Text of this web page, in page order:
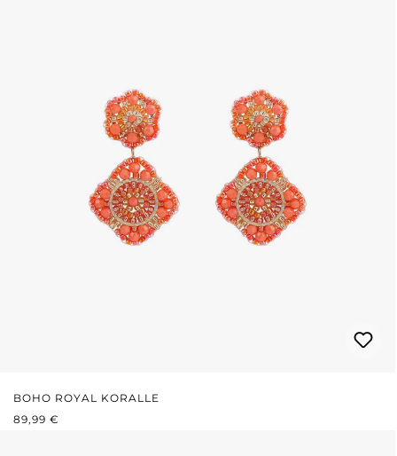
BOHO ROYAL KORALLE
REGULÄRER PREIS:
89,99 €